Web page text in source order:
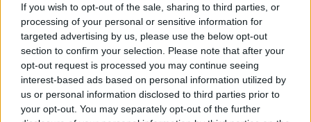
If you wish to opt-out of the sale, sharing to third parties, or
processing of your personal or sensitive information for
targeted advertising by us, please use the below opt-out
section to confirm your selection. Please note that after your
opt-out request is processed you may continue seeing
interest-based ads based on personal information utilized by
us or personal information disclosed to third parties prior to
your opt-out. You may separately opt-out of the further
Entra nel canale telegram di
GalluraOggi.it
Ricevi le nostre ultime news